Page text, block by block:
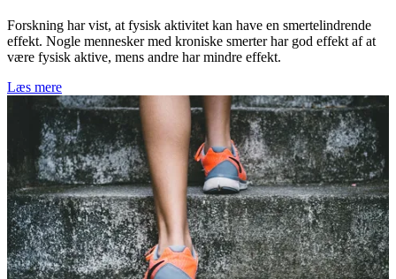
Forskning har vist, at fysisk aktivitet kan have en smertelindrende
effekt. Nogle mennesker med kroniske smerter har god effekt af at
være fysisk aktive, mens andre har mindre effekt.
Læs mere